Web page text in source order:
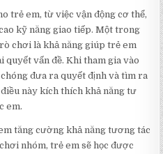
trẻ em, từ việc vận động cơ thể,
kỹ năng giao tiếp. Một trong
chơi là khả năng giúp trẻ em
vấn đề. Khi tham gia vào
đưa ra quyết định và tìm ra
này kích thích khả năng tư
em.
tăng cường khả năng tương tác
nhóm, trẻ em sẽ học được